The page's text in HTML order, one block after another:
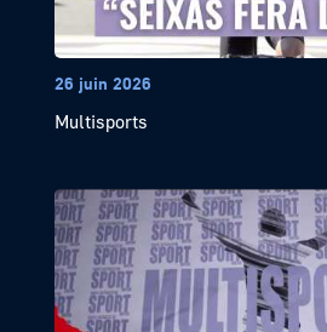
26 juin 2026
Multisports